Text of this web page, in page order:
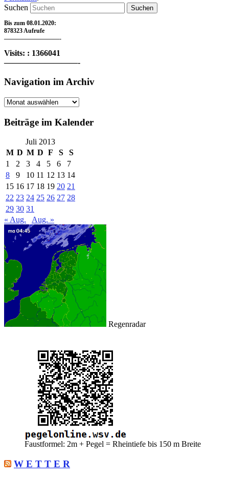
Suchen
Bis zum 08.01.2020:
878323 Aufrufe
—————————-
Visits: : 1366041
—————————-
Navigation im Archiv
Navigation
Archiv
Beiträge im Kalender
Juli 2013
M D M D F S
S
1
2 3 4 5 6
7
8
9 10 11 12 13 14
15 16 17 18 19 20 21
22 23 24 25 26 27 28
29 30 31
« Aug.
Aug. »
Regenradar
Faustformel: 2m + Pegel = Rheintiefe bis 150 m Breite
W E T T E R